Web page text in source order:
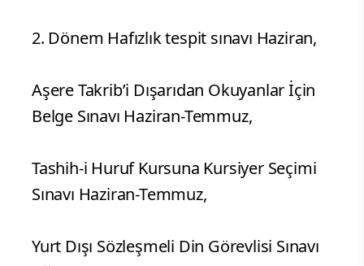
2. Dönem Hafızlık tespit sınavı Haziran,
Aşere Takrib’i Dışarıdan Okuyanlar İçin
Belge Sınavı Haziran-Temmuz,
Tashih-i Huruf Kursuna Kursiyer Seçimi
Sınavı Haziran-Temmuz,
Yurt Dışı Sözleşmeli Din Görevlisi Sınavı